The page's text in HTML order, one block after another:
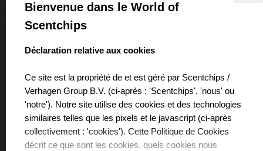
Informations
Bienvenue dans le World of
Scentchips
select language
Déclaration relative aux cookies
Ce site est la propriété de et est géré par Scentchips /
Verhagen Group B.V. (ci-après : 'Scentchips', 'nous' ou
'notre'). Notre site utilise des cookies et des technologies
similaires telles que les pixels et le javascript (ci-après
collectivement : 'cookies'). Cette Politique de Cookies
décrit ce que sont les cookies, quels cookies nous